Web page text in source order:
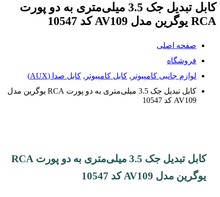
کابل تبدیل جک 3.5 میلی‌متری به دو پورت
RCA یوگرین مدل AV109 کد 10547
صفحه اصلی
فروشگاه
لوازم جانبی کامپیوتر , کابل کامپیوتر , کابل صدا (AUX)
کابل تبدیل جک 3.5 میلی‌متری به دو پورت RCA یوگرین مدل
AV109 کد 10547
کابل تبدیل جک 3.5 میلی‌متری به دو پورت RCA
یوگرین مدل AV109 کد 10547